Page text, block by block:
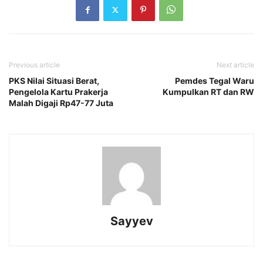
Previous article
PKS Nilai Situasi Berat,
Pengelola Kartu Prakerja
Malah Digaji Rp47-77 Juta
Next article
Pemdes Tegal Waru
Kumpulkan RT dan RW
Sayyev